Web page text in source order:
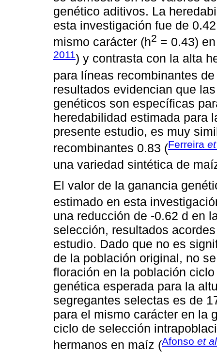
genético aditivos. La
esta investigación fue de
mismo carácter (h2 = 0.43)
2011) y contrasta con la alta
para líneas recombinantes
resultados evidencian que
genéticos son específicas
heredabilidad estimada para
presente estudio, es muy
recombinantes 0.83 (Ferreira
una variedad sintética de
El valor de la ganancia
estimado en esta
una reducción de -0.62 d en
selección, resultados
estudio. Dado que no es
de la población original, no
floración en la población
genética esperada para la
segregantes selectas es de
para el mismo carácter en la
ciclo de selección
hermanos en maíz (Afonso et al